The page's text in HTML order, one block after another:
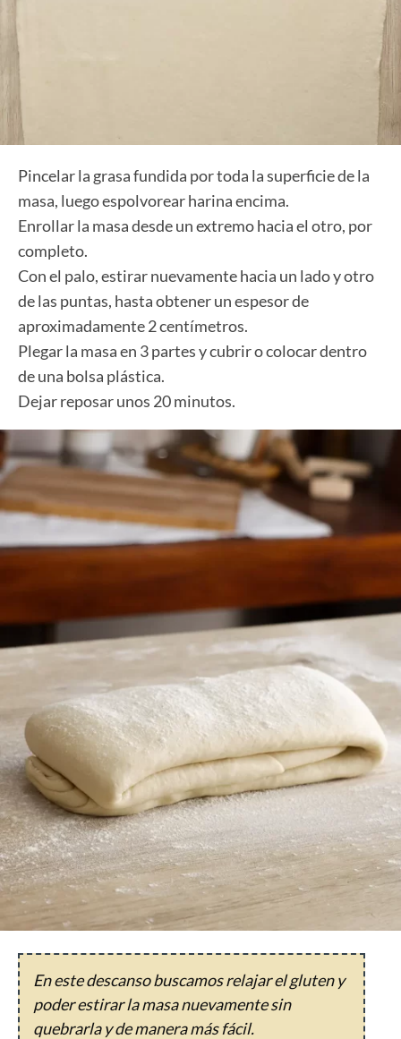
Pincelar la grasa fundida por toda la superficie de la
masa, luego espolvorear harina encima.
Enrollar la masa desde un extremo hacia el otro, por
completo.
Con el palo, estirar nuevamente hacia un lado y otro
de las puntas, hasta obtener un espesor de
aproximadamente 2 centímetros.
Plegar la masa en 3 partes y cubrir o colocar dentro
de una bolsa plástica.
Dejar reposar unos 20 minutos.
En este descanso buscamos relajar el gluten y
poder estirar la masa nuevamente sin
quebrarla y de manera más fácil.